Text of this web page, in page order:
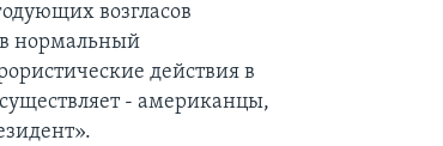
возгласов
нормальный
действия в
- американцы,